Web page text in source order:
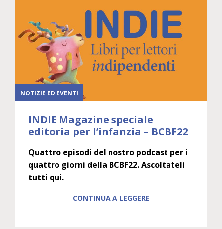
NOTIZIE ED EVENTI
INDIE Magazine speciale
editoria per l’infanzia – BCBF22
Quattro episodi del nostro podcast per i
quattro giorni della BCBF22. Ascoltateli
tutti qui.
CONTINUA A LEGGERE